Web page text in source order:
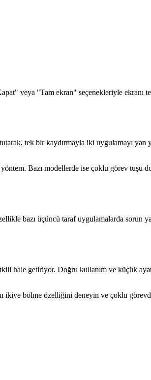
veya "Tam ekran" seçenekleriyle ekranı
tek bir kaydırmayla iki uygulamayı yan
Bazı modellerde ise çoklu görev tuşu
bazı üçüncü taraf uygulamalarda sorun
hale getiriyor. Doğru kullanım ve küçük
ikiye bölme özelliğini deneyin ve çoklu